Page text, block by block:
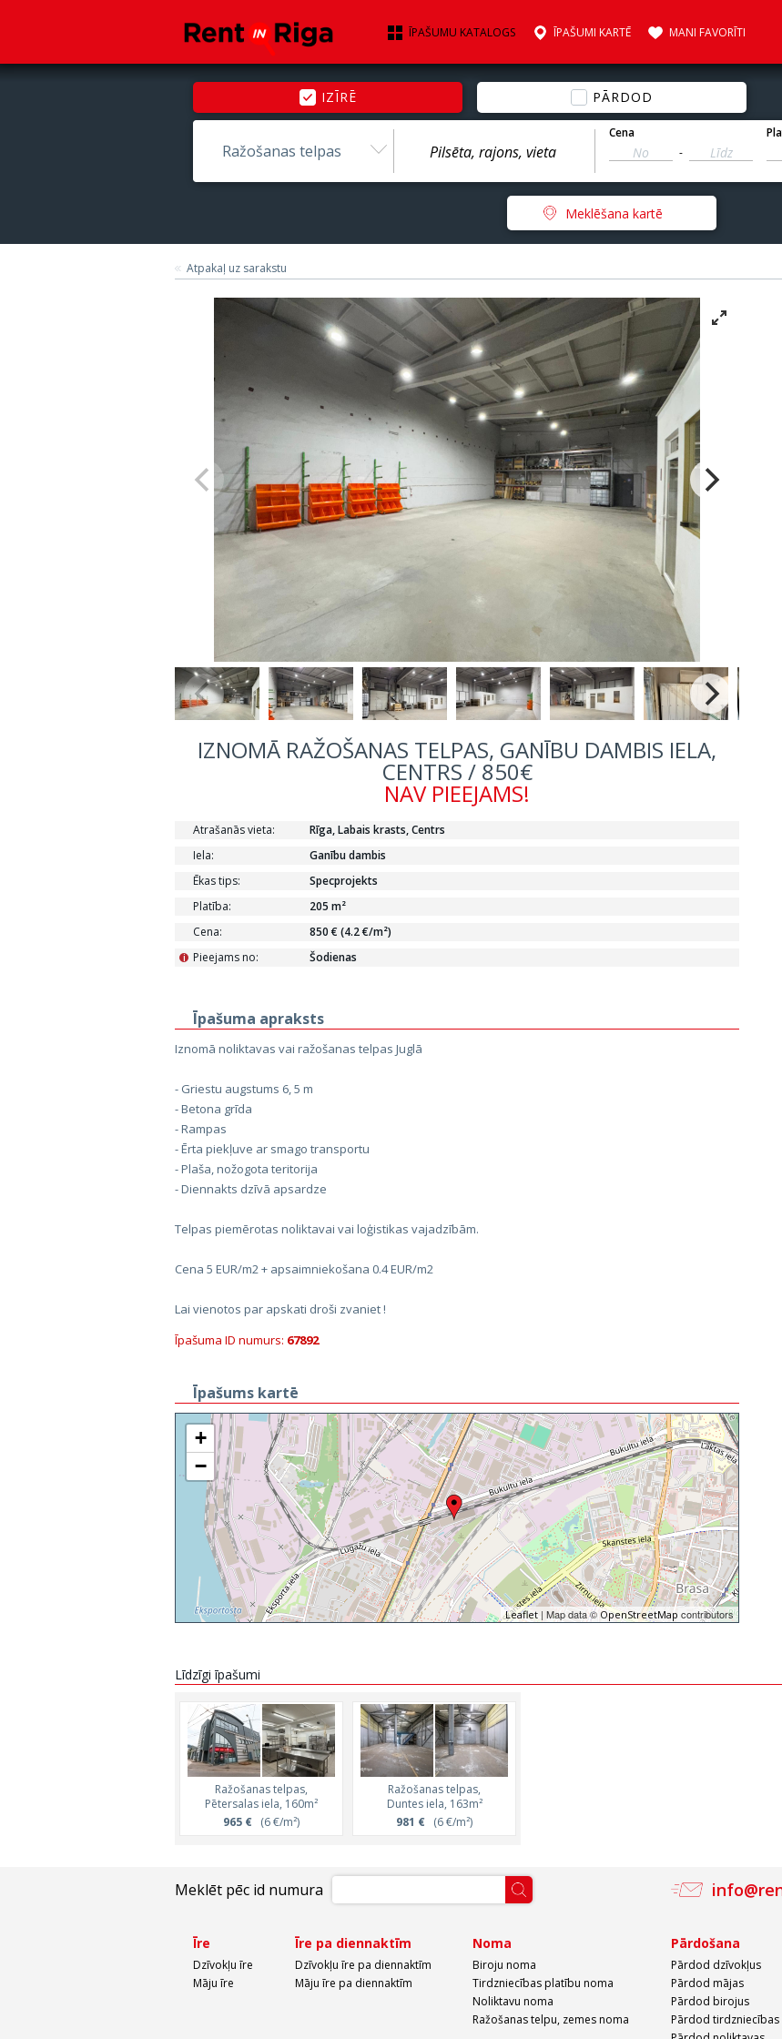
ĪPAŠUMU KATALOGS ĪPAŠUMI KARTĒ MANI FAVORĪTI
IZĪRĒ PĀRDOD
Ražošanas telpas
Cena
-
Meklēšana kartē
Atpakaļ uz sarakstu
IZNOMĀ RAŽOŠANAS TELPAS, GANĪBU DAMBIS IELA,
CENTRS / 850€
NAV PIEEJAMS!
Atrašanās vieta:
Rīga, Labais krasts, Centrs
Iela:
Ganību dambis
Ēkas tips:
Specprojekts
Platība:
205 m²
Cena:
850 € (4.2 €/m²)
Pieejams no:
i Šodienas
Īpašuma apraksts
Iznomā noliktavas vai ražošanas telpas Juglā
- Griestu augstums 6, 5 m
- Betona grīda
- Rampas
- Ērta piekļuve ar smago transportu
- Plaša, nožogota teritorija
- Diennakts dzīvā apsardze
Telpas piemērotas noliktavai vai loģistikas vajadzībām.
Cena 5 EUR/m2 + apsaimniekošana 0.4 EUR/m2
Lai vienotos par apskati droši zvaniet !
Īpašuma ID numurs: 67892
Īpašums kartē
+
−
Leaflet | Map data ©OpenStreetMap contributors
Līdzīgi īpašumi
Ražošanas telpas,
Pētersalas iela, 160m²
965 € (6 €/m²)
Ražošanas telpas,
Duntes iela, 163m²
981 € (6 €/m²)
Meklēt pēc id numura
Īre
Dzīvokļu īre
Māju īre
Īre pa diennaktīm
Dzīvokļu īre pa diennaktīm
Māju īre pa diennaktīm
Noma
Biroju noma
Tirdzniecības platību noma
Noliktavu noma
Ražošanas telpu, zemes noma
Pārdošana
Pārdod dzīvokļus
Pārdod mājas
Pārdod birojus
Pārdod